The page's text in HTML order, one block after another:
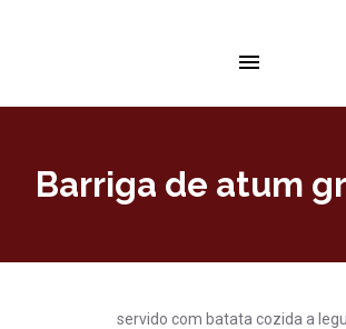
Barriga de atum
servido com batata cozida a